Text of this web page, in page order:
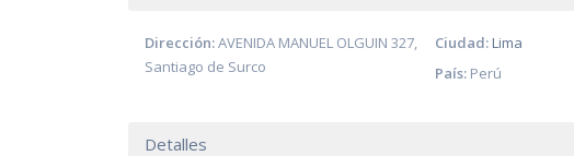
Dirección:AVENIDA MANUEL OLGUIN 327,
Santiago de Surco
Ciudad: Lima
País:Perú
Detalles